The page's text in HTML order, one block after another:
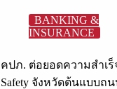
BANKING &
INSURANCE
คปภ. ต่อยอดความสำเร็
Safety จังหวัดต้นแบบถ